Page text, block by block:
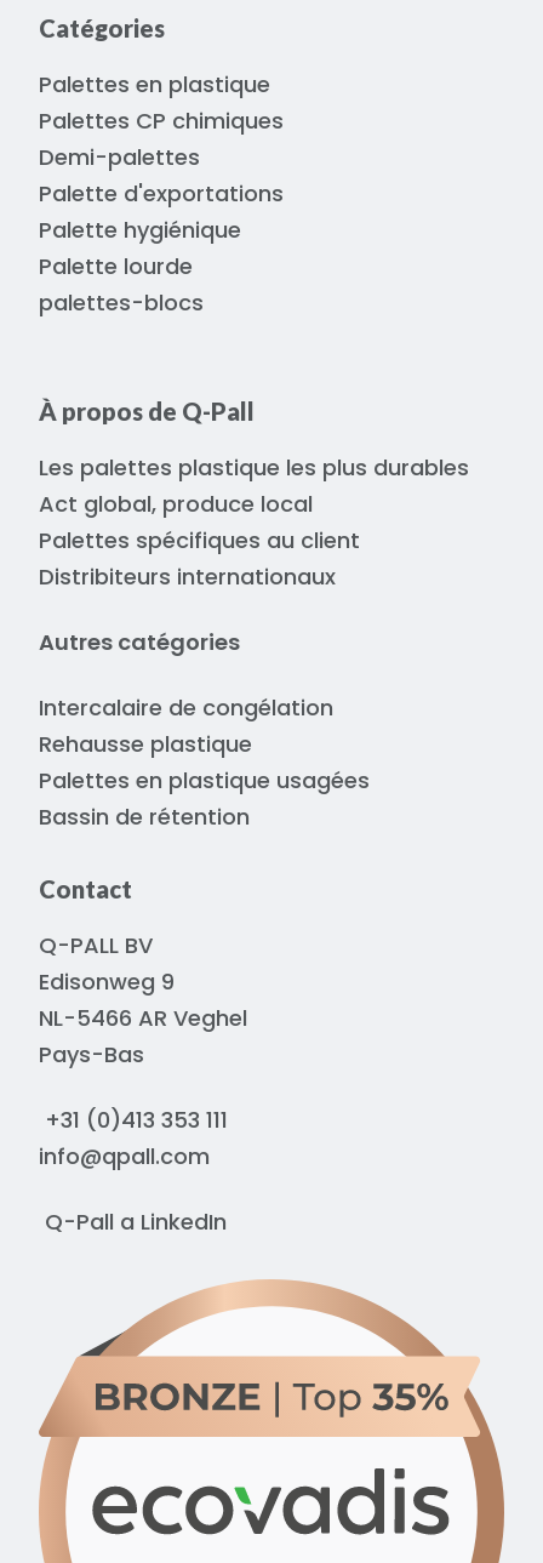
Catégories
Palettes en plastique
Palettes CP chimiques
Demi-palettes
Palette d'exportations
Palette hygiénique
Palette lourde
palettes-blocs
À propos de Q-Pall
Les palettes plastique les plus durables
Act global, produce local
Palettes spécifiques au client
Distribiteurs internationaux
Autres catégories
Intercalaire de congélation
Rehausse plastique
Palettes en plastique usagées
Bassin de rétention
Contact
Q-PALL BV
Edisonweg 9
NL-5466 AR Veghel
Pays-Bas
+31 (0)413 353 111
info@qpall.com
Q-Pall a LinkedIn